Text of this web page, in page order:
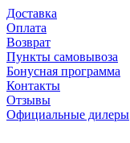
Доставка
Оплата
Возврат
Пункты самовывоза
Бонусная программа
Контакты
Отзывы
Официальные дилеры